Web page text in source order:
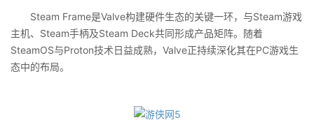
Steam Frame是Valve构建硬件生态的关键一环，与Steam游戏
主机、Steam手柄及Steam Deck共同形成产品矩阵。随着
SteamOS与Proton技术日益成熟，Valve正持续深化其在PC游戏生
态中的布局。